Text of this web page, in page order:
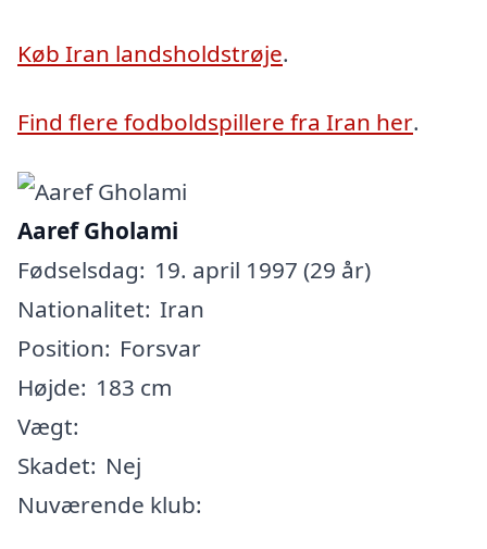
Køb Iran landsholdstrøje.
Find flere fodboldspillere fra Iran her.
Aaref Gholami
Fødselsdag: 19. april 1997 (29 år)
Nationalitet: Iran
Position: Forsvar
Højde: 183 cm
Vægt:
Skadet: Nej
Nuværende klub: